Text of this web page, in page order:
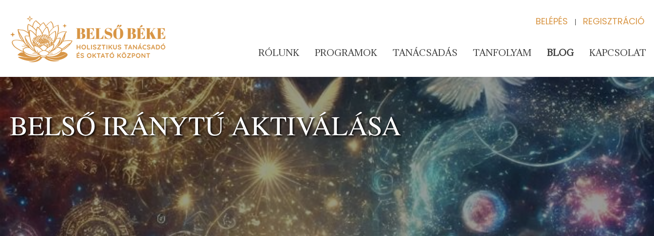
BELÉPÉS | REGISZTRÁCIÓ
RÓLUNK PROGRAMOK TANÁCSADÁS TANFOLYAM BLOG KAPCSOLAT
BELSŐ IRÁNYTŰ AKTIVÁLÁSA